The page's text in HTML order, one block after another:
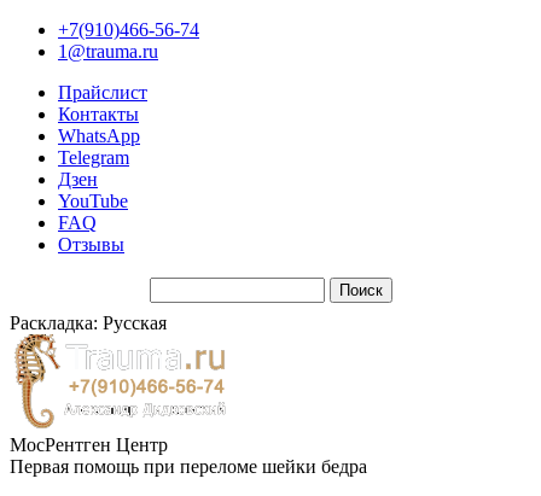
+7(910)466-56-74
1@trauma.ru
Прайслист
Контакты
WhatsApp
Telegram
Дзен
YouTube
FAQ
Отзывы
Раскладка: Русская
МосРентген Центр
Первая помощь при переломе шейки бедра